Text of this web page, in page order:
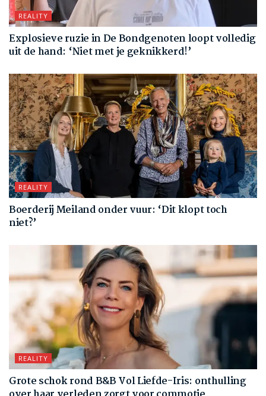
REALITY
Explosieve ruzie in De Bondgenoten loopt volledig
uit de hand: ‘Niet met je geknikkerd!’
REALITY
Boerderij Meiland onder vuur: ‘Dit klopt toch
niet?’
REALITY
Grote schok rond B&B Vol Liefde-Iris: onthulling